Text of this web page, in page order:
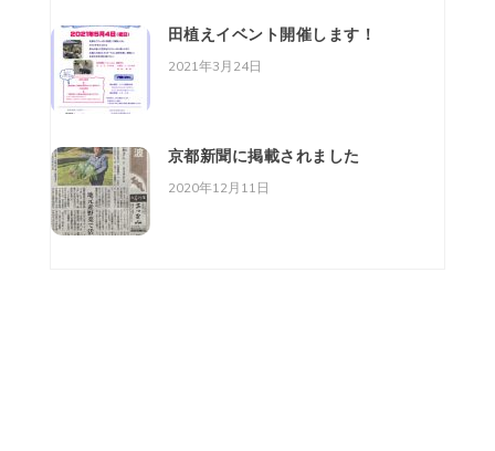
田植えイベント開催します！
2021年3月24日
京都新聞に掲載されました
2020年12月11日